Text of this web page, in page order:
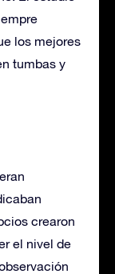
los mejores
tumbas y
crearon
el nivel de